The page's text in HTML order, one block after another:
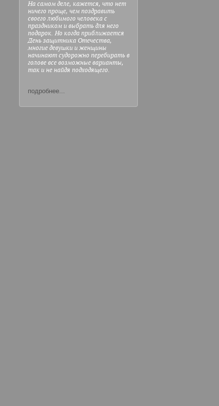
На самом деле, кажется, что нет
ничего проще, чем поздравить
своего любимого человека с
праздником и выбрать для него
подарок. Но когда приближается
День защитника Отечества,
многие девушки и женщины
начинают судорожно перебирать в
голове все возможные варианты,
так и не найдя подходящего.
подробнее...